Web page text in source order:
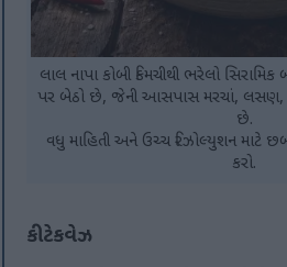
લાલ નાપા કોબી કિમચીથી ભરેલો
પર બેઠો છે, જેની આસપાસ મરચાં, લસણ,
છે.
વધુ માહિતી અને ઉચ્ચ રિઝોલ્યુશન માટે
કરો.
કી ટેકવેઝ